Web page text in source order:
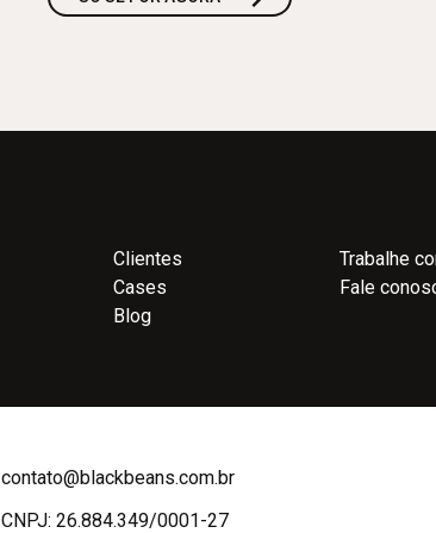
Clientes
Cases
Blog
Trabalhe
Fale
contato@blackbeans.com.br
CNPJ: 26.884.349/0001-27